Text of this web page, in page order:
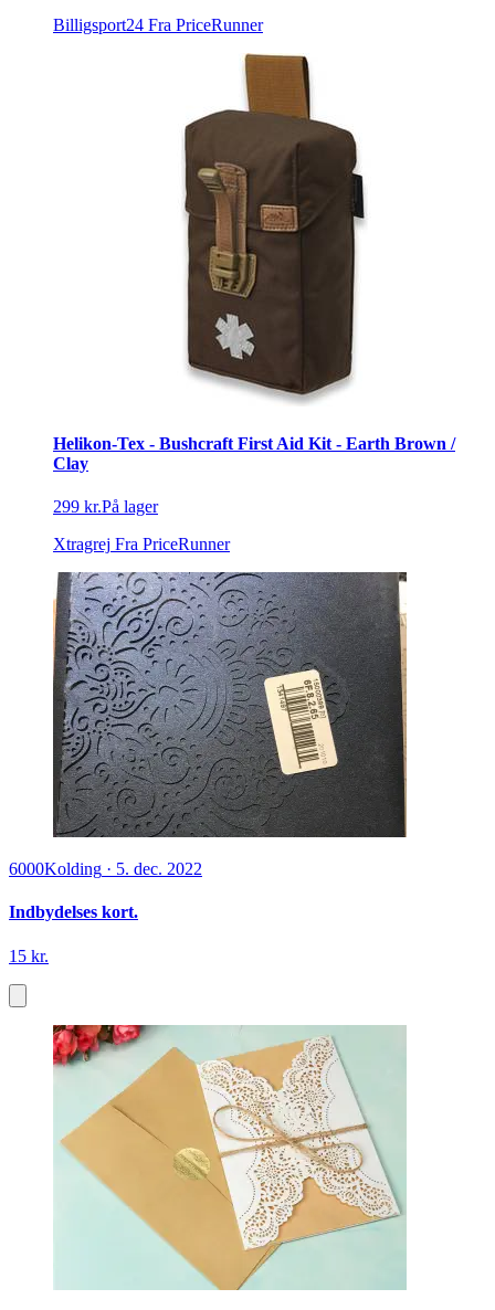
Billigsport24 Fra PriceRunner
Helikon-Tex - Bushcraft First Aid Kit - Earth Brown /
Clay
299 kr.På lager
Xtragrej Fra PriceRunner
6000Kolding · 5. dec. 2022
Indbydelses kort.
15 kr.